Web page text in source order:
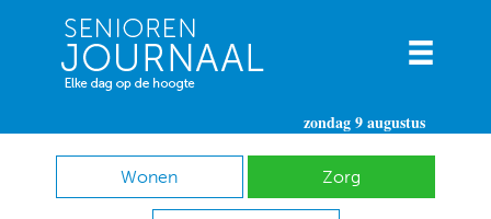
zondag 9 augustus
Wonen Zorg